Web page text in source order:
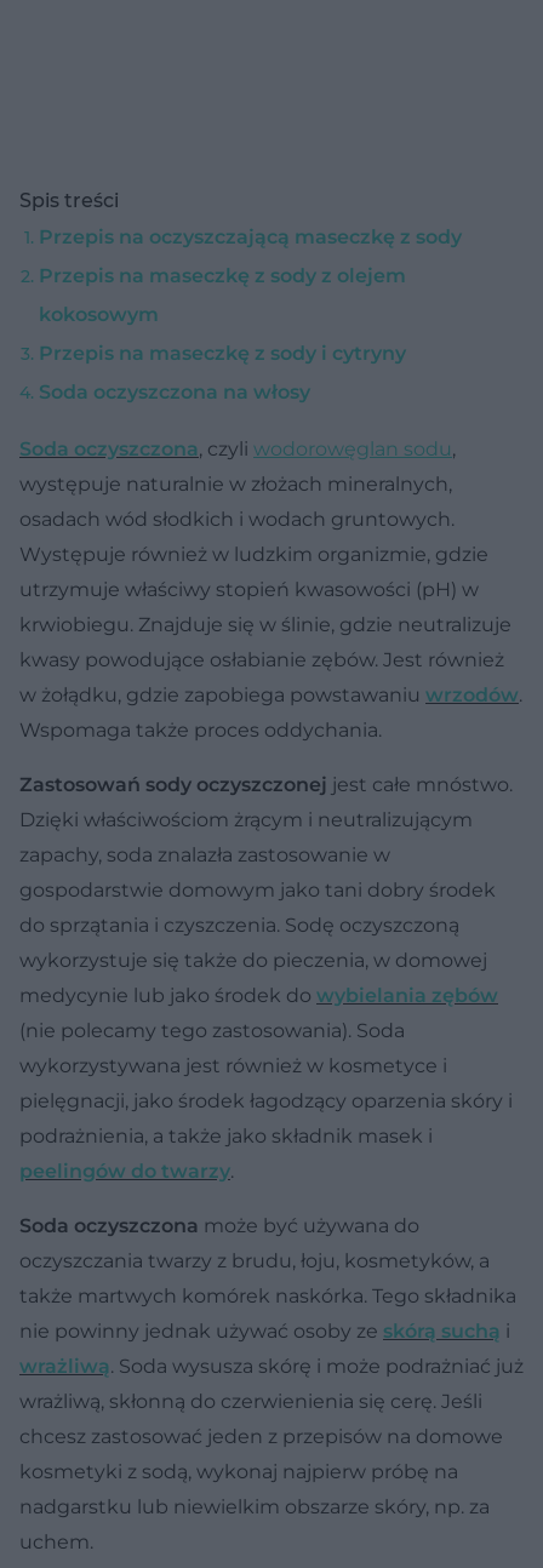
Spis treści
Przepis na oczyszczającą maseczkę z sody
Przepis na maseczkę z sody z olejem
kokosowym
Przepis na maseczkę z sody i cytryny
Soda oczyszczona na włosy
Soda oczyszczona, czyli wodorowęglan sodu,
występuje naturalnie w złożach mineralnych,
osadach wód słodkich i wodach gruntowych.
Występuje również w ludzkim organizmie, gdzie
utrzymuje właściwy stopień kwasowości (pH) w
krwiobiegu. Znajduje się w ślinie, gdzie neutralizuje
kwasy powodujące osłabianie zębów. Jest również
w żołądku, gdzie zapobiega powstawaniu wrzodów.
Wspomaga także proces oddychania.
Zastosowań sody oczyszczonej jest całe mnóstwo.
Dzięki właściwościom żrącym i neutralizującym
zapachy, soda znalazła zastosowanie w
gospodarstwie domowym jako tani dobry środek
do sprzątania i czyszczenia. Sodę oczyszczoną
wykorzystuje się także do pieczenia, w domowej
medycynie lub jako środek do wybielania zębów
(nie polecamy tego zastosowania). Soda
wykorzystywana jest również w kosmetyce i
pielęgnacji, jako środek łagodzący oparzenia skóry i
podrażnienia, a także jako składnik masek i
peelingów do twarzy.
Soda oczyszczona może być używana do
oczyszczania twarzy z brudu, łoju, kosmetyków, a
także martwych komórek naskórka. Tego składnika
nie powinny jednak używać osoby ze skórą suchą i
wrażliwą. Soda wysusza skórę i może podrażniać już
wrażliwą, skłonną do czerwienienia się cerę. Jeśli
chcesz zastosować jeden z przepisów na domowe
kosmetyki z sodą, wykonaj najpierw próbę na
nadgarstku lub niewielkim obszarze skóry, np. za
uchem.